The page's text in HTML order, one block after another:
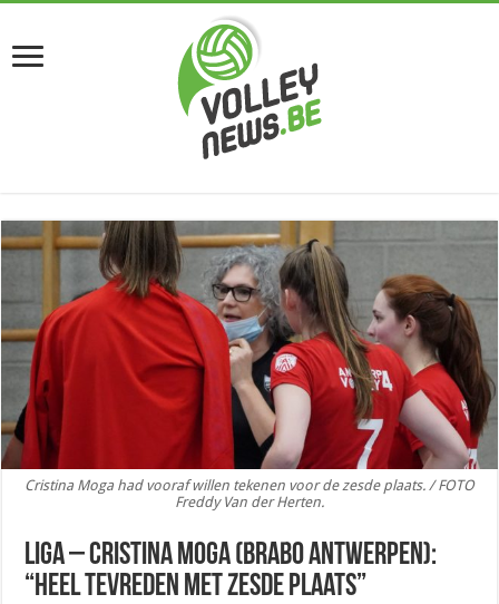
Cristina Moga had vooraf willen tekenen voor de zesde plaats. / FOTO
Freddy Van der Herten.
Liga – Cristina Moga (Brabo Antwerpen):
“Heel tevreden met zesde plaats”